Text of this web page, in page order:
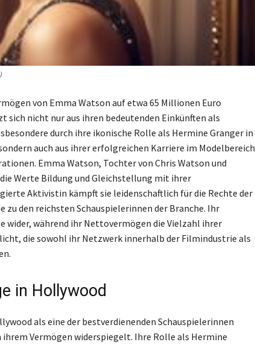
von Emma Watson auf etwa 65 Millionen Euro
sich nicht nur aus ihren bedeutenden Einkünften als
durch ihre ikonische Rolle als Hermine Granger in
auch aus ihrer erfolgreichen Karriere im Modelbereich
Emma Watson, Tochter von Chris Watson und
Werte Bildung und Gleichstellung mit ihrer
Aktivistin kämpft sie leidenschaftlich für die Rechte der
zu den reichsten Schauspielerinnen der Branche. Ihr
wider, während ihr Nettovermögen die Vielzahl ihrer
die sowohl ihr Netzwerk innerhalb der Filmindustrie als
in Hollywood
als eine der bestverdienenden Schauspielerinnen
Vermögen widerspiegelt. Ihre Rolle als Hermine